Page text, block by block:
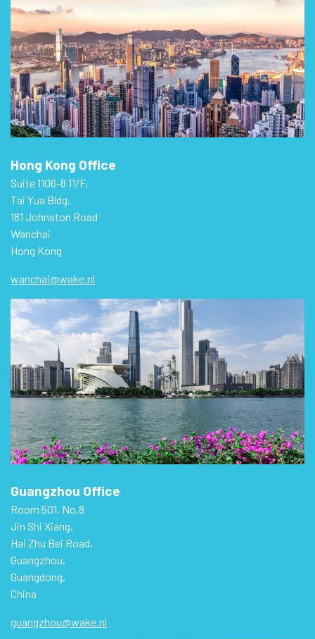
Hong Kong Office
Suite 1106-8 11/F,
Tai Yua Bldg.
181 Johnston Road
Wanchai
Hong Kong
wanchai@wake.nl
Guangzhou Office
Room 501, No.8
Jin Shi Xiang,
Hai Zhu Bei Road,
Guangzhou,
Guangdong,
China
guangzhou@wake.nl